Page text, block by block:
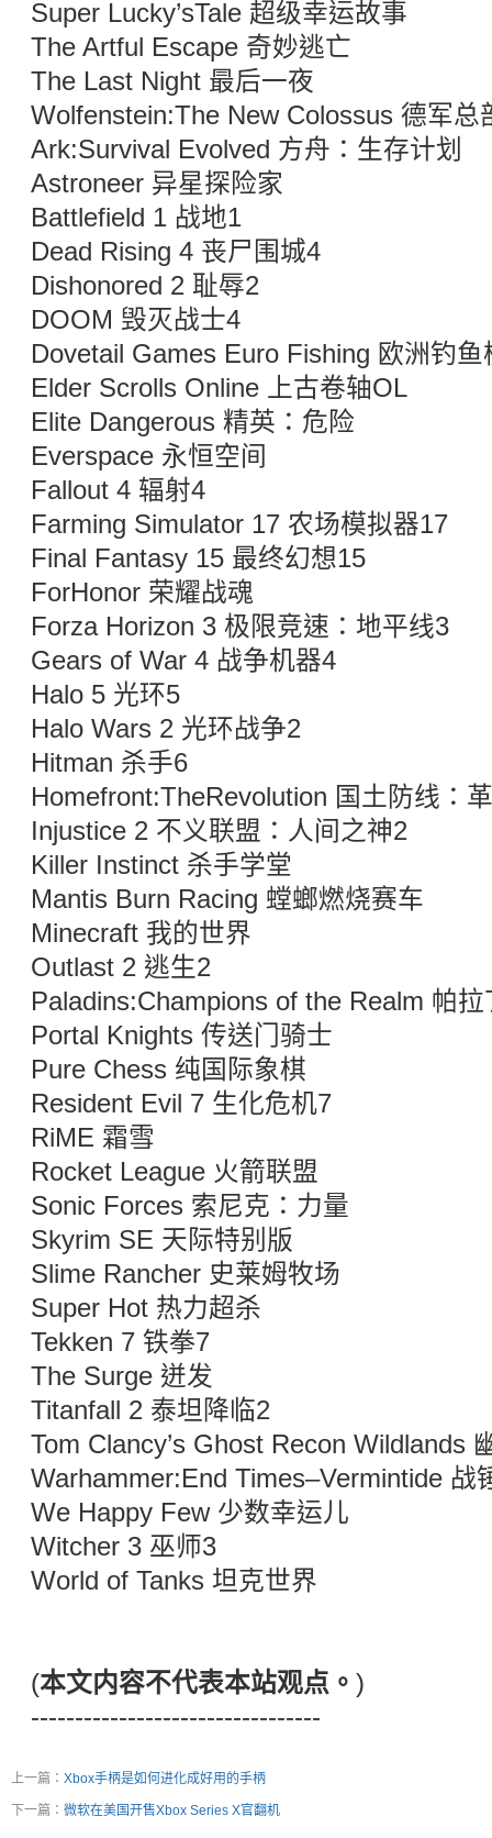
Super Lucky’sTale 超级幸运故事
The Artful Escape 奇妙逃亡
The Last Night 最后一夜
Wolfenstein:The New Colossus 德军总
Ark:Survival Evolved 方舟：生存计划
Astroneer 异星探险家
Battlefield 1 战地1
Dead Rising 4 丧尸围城4
Dishonored 2 耻辱2
DOOM 毁灭战士4
Dovetail Games Euro Fishing 欧洲钓鱼
Elder Scrolls Online 上古卷轴OL
Elite Dangerous 精英：危险
Everspace 永恒空间
Fallout 4 辐射4
Farming Simulator 17 农场模拟器17
Final Fantasy 15 最终幻想15
ForHonor 荣耀战魂
Forza Horizon 3 极限竞速：地平线3
Gears of War 4 战争机器4
Halo 5 光环5
Halo Wars 2 光环战争2
Hitman 杀手6
Homefront:TheRevolution 国土防线：
Injustice 2 不义联盟：人间之神2
Killer Instinct 杀手学堂
Mantis Burn Racing 螳螂燃烧赛车
Minecraft 我的世界
Outlast 2 逃生2
Paladins:Champions of the Realm 帕
Portal Knights 传送门骑士
Pure Chess 纯国际象棋
Resident Evil 7 生化危机7
RiME 霜雪
Rocket League 火箭联盟
Sonic Forces 索尼克：力量
Skyrim SE 天际特别版
Slime Rancher 史莱姆牧场
Super Hot 热力超杀
Tekken 7 铁拳7
The Surge 迸发
Titanfall 2 泰坦降临2
Tom Clancy’s Ghost Recon Wildlands
Warhammer:End Times–Vermintide 战
We Happy Few 少数幸运儿
Witcher 3 巫师3
World of Tanks 坦克世界
(本文内容不代表本站观点。 )
---------------------------------
上一篇： Xbox手柄是如何进化成好用的手柄
下一篇： 微软在美国开售Xbox Series X官翻机